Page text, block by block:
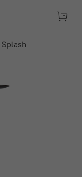
Splash